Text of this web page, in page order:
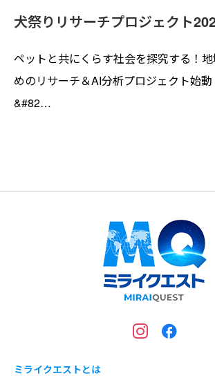
犬祭りリサーチプロジェクト
ペットと共にくらす社会を探究する！
めのリサーチ＆AI分析プロジェクト始
&#82…
ミライクエストとは